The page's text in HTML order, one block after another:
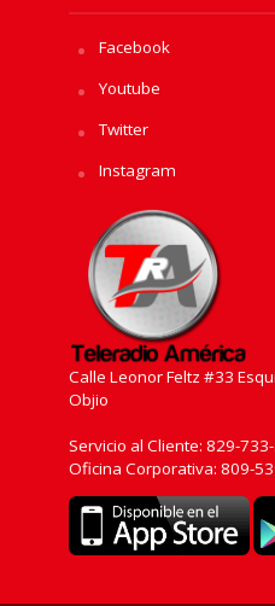
Facebook
Youtube
Twitter
Instagram
Calle Leonor Feltz #33
Objio
Servicio al Cliente: 829-
Oficina Corporativa: 809-